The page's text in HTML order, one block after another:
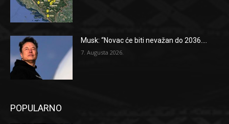
Musk: “Novac će biti nevažan do 2036....
7. Augusta 2026.
POPULARNO